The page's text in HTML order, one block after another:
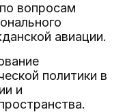
вопросам
авиации.
политики в
и